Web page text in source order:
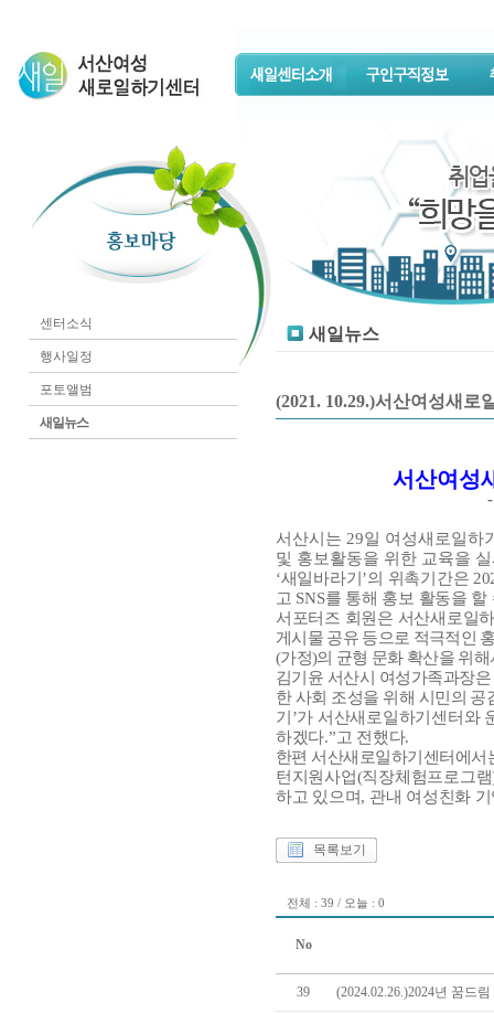
센터소식
행사일정
포토앨범
새일뉴스
새일뉴스
(2021. 10.29.)서산여성새로
서산여성
서산시는 29일 여성새로일하
및 홍보활동을 위한 교육을
‘새일바라기 ’의 위촉기간은
고 SNS를 통해 홍보 활동을
서포터즈 회원은 서산새로일
게시물 공유 등으로 적극적인
(가정)의 균형 문화 확산을 위
김기윤 서산시 여성가족과장은
한 사회 조성을 위해 시민의
기 ’가 서산새로일하기센터와
하겠다.”고 전했다.
한편 서산새로일하기센터에서
턴지원사업(직장체험프로그램
하고 있으며, 관내 여성친화
목록보기
전체 : 39 / 오늘 : 0
No
39 (2024.02.26.)2024년 꿈드